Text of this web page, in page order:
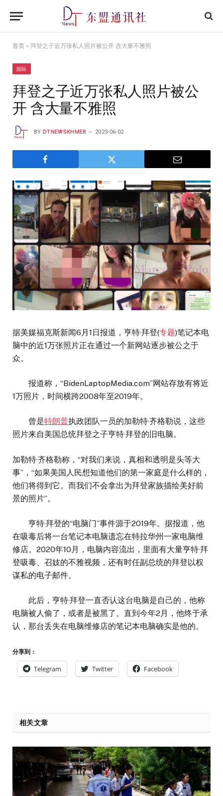
首页 » 拜登之子近万张私人照片被公开 含大量不雅照
国际
拜登之子近万张私人照片被公
开 含大量不雅照
BY DTNEWSKHMER 2023-06-02
据美媒福克斯新闻6月1日报道，亨特·拜登(专题)笔记本电
脑中的近1万张照片正在通过一个新网站逐步被公之于
众。
报道称，“BidenLaptopMedia.com”网站存放有将近
1万照片，时间横跨2008年至2019年。
曾是特朗普执政团队一员的加勒特·齐格勒说，这些
照片来自美国总统拜登之子亨特·拜登的旧电脑。
加勒特·齐格勒称，“对我们来说，真相和透明是头等大
事”，“如果美国人民想知道他们的第一家庭是什么样的，
他们将得到它。而我们不会拿出为拜登家族描绘美好前
景的照片”。
亨特·拜登的“电脑门”事件源于2019年。据报道，他
在吸毒后将一台笔记本电脑遗忘在特拉华州一家电脑维
修店。2020年10月，电脑内容流出，里面有大量亨特·拜
登吸毒、召妓的不雅视频，还有时任副总统的拜登以权
谋私的电子邮件。
此后，亨特·拜登一直否认这台电脑是自己的，他称
电脑被人偷了，或者是被黑了。直到今年2月，他终于承
认，那台丢失在电脑维修店的笔记本电脑确实是他的。
分享到：
Telegram Twitter Facebook
相关文章